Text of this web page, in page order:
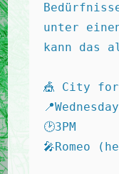
unter
kann das
🎪 City for
🕑3PM
🎤Romeo